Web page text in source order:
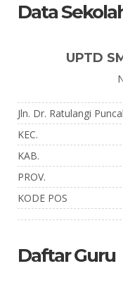
Data
UPTD
Jln. Dr. Ratulangi
KEC.
KAB.
PROV.
KODE POS
Daftar Guru